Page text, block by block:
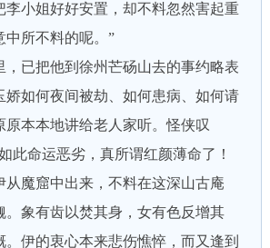
李小姐好好安置，却不料忽然害起重
中所不料的呢。”
已把他到徐州芒砀山去的事约略表
娇如何夜间被劫、如何患病、如何请
原本本地讲给老人家听。怪侠叹
此命运恶劣，真所谓红颜薄命了！
从魔窟中出来，不料在这深山古庵
。象有齿以焚其身，女有色反增其
。伊的衷心本来悲伤憔悴，而又逢到